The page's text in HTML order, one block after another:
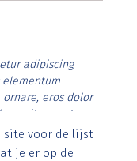
adipiscing
elementum
eros dolor
vitae erat.
id rutrum lorem
posuere.
site voor de lijst
je er op de